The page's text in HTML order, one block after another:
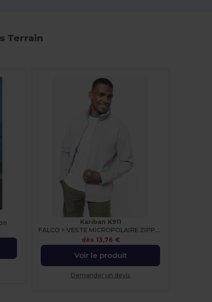
Terrain
Kariban K911
FALCO > VESTE MICROPOLAIRE ZIPPÉE
dès 13,76 €
Voir le produit
Demander un devis